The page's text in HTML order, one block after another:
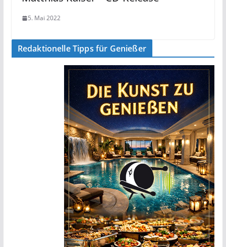
5. Mai 2022
Redaktionelle Tipps für Genießer